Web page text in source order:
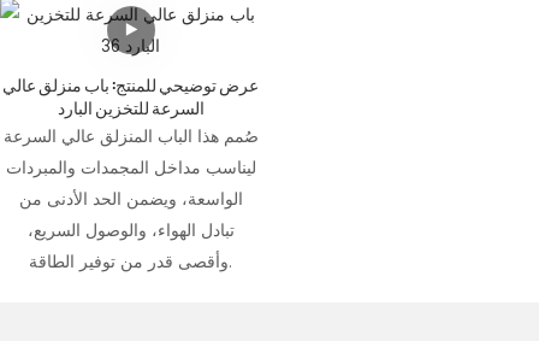
عرض توضيحي للمنتج: باب منزلق عالي
السرعة للتخزين البارد
صُمم هذا الباب المنزلق عالي السرعة
ليناسب مداخل المجمدات والمبردات
الواسعة، ويضمن الحد الأدنى من
تبادل الهواء، والوصول السريع،
وأقصى قدر من توفير الطاقة.